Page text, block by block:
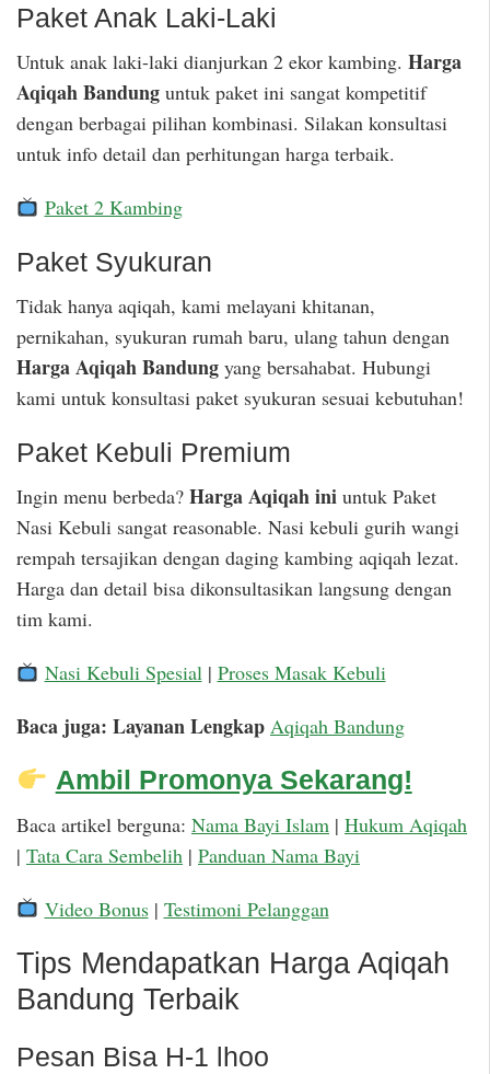
Paket Anak Laki-Laki
Untuk anak laki-laki dianjurkan 2 ekor kambing. Harga
Aqiqah Bandung untuk paket ini sangat kompetitif
dengan berbagai pilihan kombinasi. Silakan konsultasi
untuk info detail dan perhitungan harga terbaik.
Paket 2 Kambing
Paket Syukuran
Tidak hanya aqiqah, kami melayani khitanan,
pernikahan, syukuran rumah baru, ulang tahun dengan
Harga Aqiqah Bandung yang bersahabat. Hubungi
kami untuk konsultasi paket syukuran sesuai kebutuhan!
Paket Kebuli Premium
Ingin menu berbeda? Harga Aqiqah ini untuk Paket
Nasi Kebuli sangat reasonable. Nasi kebuli gurih wangi
rempah tersajikan dengan daging kambing aqiqah lezat.
Harga dan detail bisa dikonsultasikan langsung dengan
tim kami.
Nasi Kebuli Spesial| Proses Masak Kebuli
Baca juga: Layanan Lengkap Aqiqah Bandung
Ambil Promonya Sekarang!
Baca artikel berguna: Nama Bayi Islam | Hukum Aqiqah
| Tata Cara Sembelih | Panduan Nama Bayi
Video Bonus| Testimoni Pelanggan
Tips Mendapatkan Harga Aqiqah
Bandung Terbaik
Pesan Bisa H-1 lhoo